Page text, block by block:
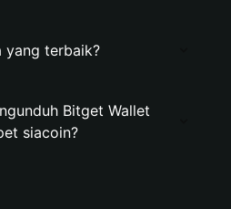
yang terbaik?
Bitget Wallet
siacoin?